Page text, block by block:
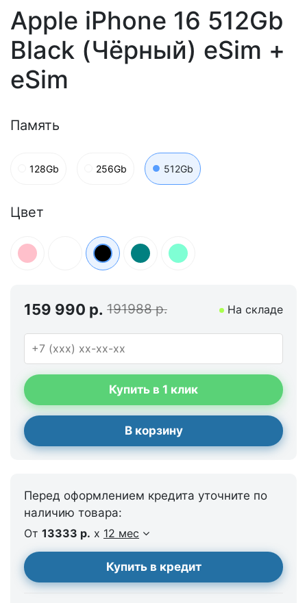
Apple iPhone 16 512Gb
Black (Чёрный) eSim +
eSim
Память
128Gb 256Gb 512Gb
Цвет
159 990 р. 191988 р. На складе
Купить в 1 клик
В корзину
Перед оформлением кредита уточните по
наличию товара:
От 13333 р. x 12 мес
Купить в кредит